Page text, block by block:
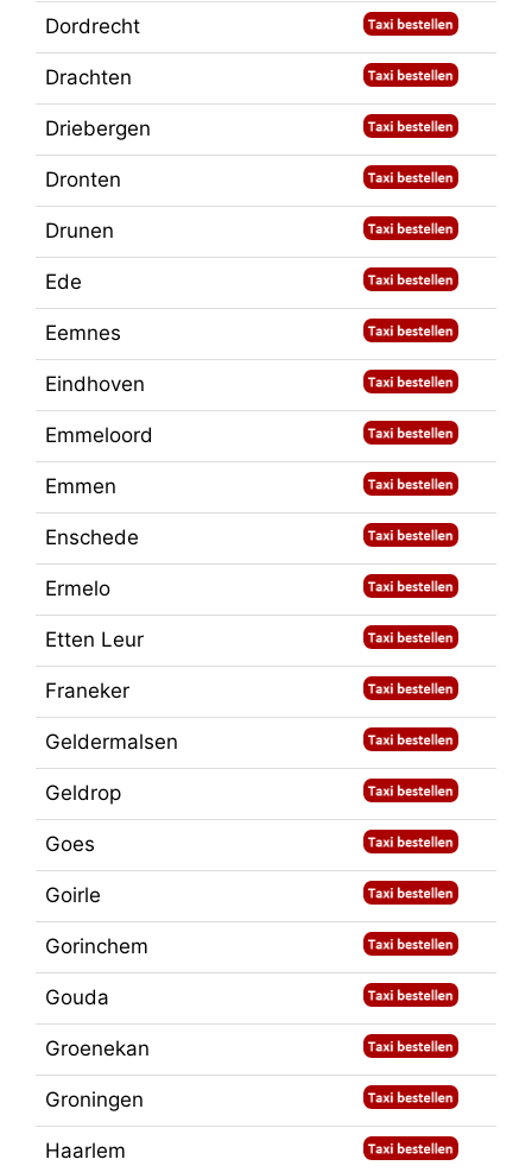
Dordrecht
Drachten
Driebergen
Dronten
Drunen
Ede
Eemnes
Eindhoven
Emmeloord
Emmen
Enschede
Ermelo
Etten Leur
Franeker
Geldermalsen
Geldrop
Goes
Goirle
Gorinchem
Gouda
Groenekan
Groningen
Haarlem